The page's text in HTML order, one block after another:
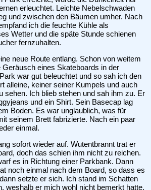
erleuchtet. Leichte Nebelschwaden
und zwischen den Bäumen umher. Nach
ich die feuchte Kühle als
Wetter und die späte Stunde schienen
fernzuhalten.
neue Route entlang. Schon von weitem
Geräusch eines Skateboards in der
war gut beleuchtet und so sah ich den
alleine, keiner seiner Kumpels und auch
sehen. Ich blieb stehen und sah ihm zu. Er
und ein Shirt. Sein Basecap lag
Boden. Es war unglaublich, was für
seinem Brett fabrizierte. Nach ein paar
einmal.
sofort wieder auf. Wutentbrannt trat er
doch das schien ihm nicht zu reichen.
es in Richtung einer Parkbank. Dann
noch einmal nach dem Board, so dass es
setzte er sich. Ich stand im Schatten
weshalb er mich wohl nicht bemerkt hatte.